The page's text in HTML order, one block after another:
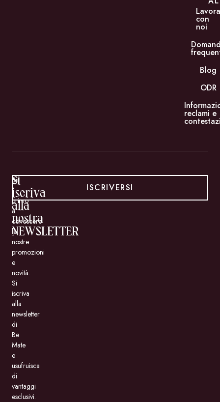
Lavora
con
noi
Blog
ODR
reclami e
Si
iscriva
alla
nostra
NEWSLETTER
Sii
il
primo
a
conoscere
le
nostre
promozioni
e
novità.
Si
iscriva
alla
newsletter
di
Be
Mate
e
usufruisca
di
vantaggi
esclusivi.
ISCRIVERSI